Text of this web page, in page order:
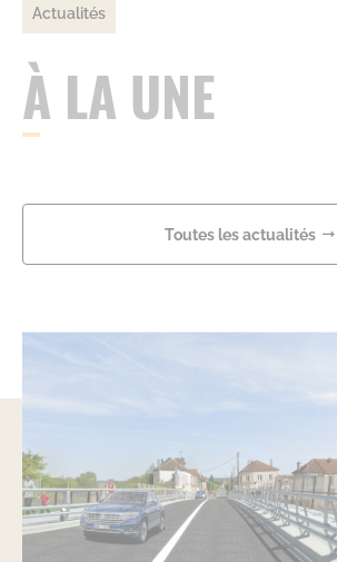
Actualités
À LA UNE
Toutes les actualités